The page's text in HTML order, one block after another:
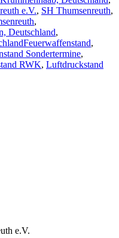
e.V., SH Thumsenreuth,
,
Deutschland,
Feuerwaffenstand,
Sondertermine,
RWK, Luftdruckstand
e.V.